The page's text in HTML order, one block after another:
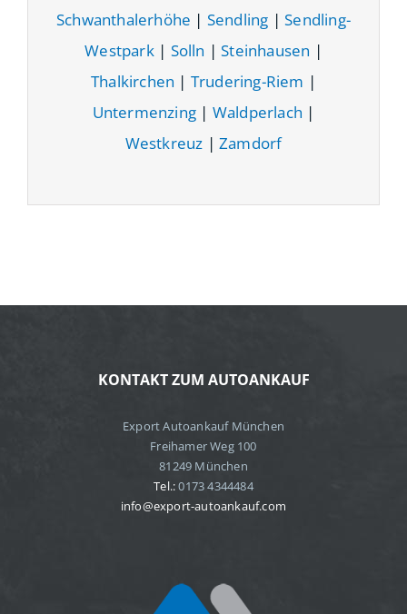
Schwanthalerhöhe | Sendling |Sendling-
Westpark| Solln |Steinhausen |
Thalkirchen | Trudering-Riem |
Untermenzing | Waldperlach |
Westkreuz | Zamdorf
KONTAKT ZUM AUTOANKAUF
Export Autoankauf München
Freihamer Weg 100
81249 München
Tel.:0173 4344484
info@export-autoankauf.com